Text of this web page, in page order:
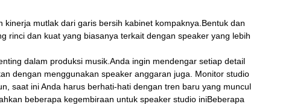
mutlak dari garis bersih kabinet kompaknya.Bentuk dan
rinci dan kuat yang biasanya terkait dengan speaker yang lebih
dalam produksi musik.Anda ingin mendengar setiap detail
dengan menggunakan speaker anggaran juga. Monitor studio
saat ini Anda harus berhati-hati dengan tren baru yang muncul
beberapa kegembiraan untuk speaker studio iniBeberapa